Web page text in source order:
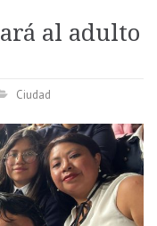
al adulto
Ciudad